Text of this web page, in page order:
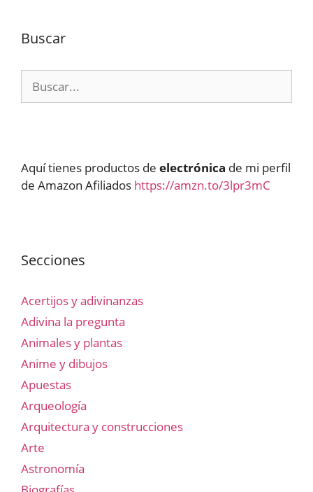
Buscar
Aquí tienes productos de electrónica de mi perfil
de Amazon Afiliados https://amzn.to/3lpr3mC
Secciones
Acertijos y adivinanzas
Adivina la pregunta
Animales y plantas
Anime y dibujos
Apuestas
Arqueología
Arquitectura y construcciones
Arte
Astronomía